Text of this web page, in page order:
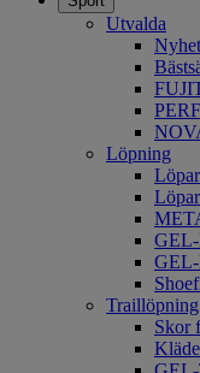
Utvalda
Löpning
Traillöpning
Skor